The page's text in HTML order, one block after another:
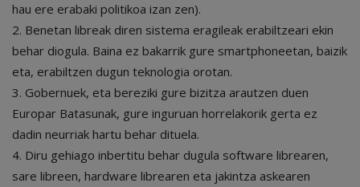
hau ere erabaki politikoa izan zen).
2. Benetan libreak diren sistema eragileak erabiltzeari ekin
behar diogula. Baina ez bakarrik gure smartphoneetan, baizik
eta, erabiltzen dugun teknologia orotan.
3. Gobernuek, eta bereziki gure bizitza arautzen duen
Europar Batasunak, gure inguruan horrelakorik gerta ez
dadin neurriak hartu behar dituela.
4. Diru gehiago inbertitu behar dugula software librearen,
sare libreen, hardware librearen eta jakintza askearen